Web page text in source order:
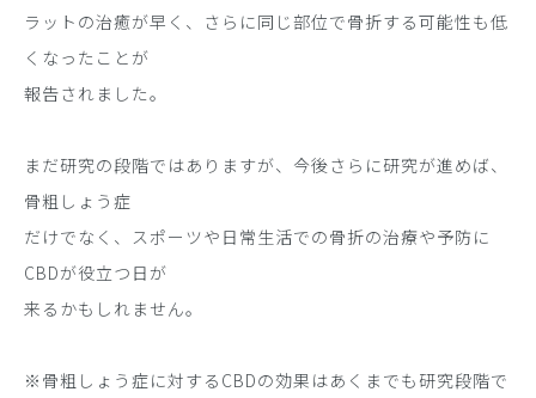
ラットの治癒が早く、さらに同じ部位で骨折する可能性も低
くなったことが
報告されました。
まだ研究の段階ではありますが、今後さらに研究が進めば、
骨粗しょう症
だけでなく、スポーツや日常生活での骨折の治療や予防に
CBDが役立つ日が
来るかもしれません。
※骨粗しょう症に対するCBDの効果はあくまでも研究段階で